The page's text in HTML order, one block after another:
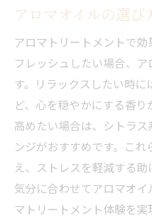
アロマテラピー
アロマが心身に
訪れる価値のあ
アロマテラピー
心と体のバランスを
アロマで心身を
アロマテラピー
体調に合わせた
心の健康を保つ
アロマオイルの選び
アロマトリートメントで
フレッシュしたい場合、
す。リラックスしたい時
ど、心を穏やかにする香
高めたい場合は、シトラ
ンジがおすすめです。こ
え、ストレスを軽減する
気分に合わせてアロマオ
マトリートメント体験を実